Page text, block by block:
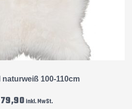
naturweiß 100-110cm
79,90 inkl. MwSt.